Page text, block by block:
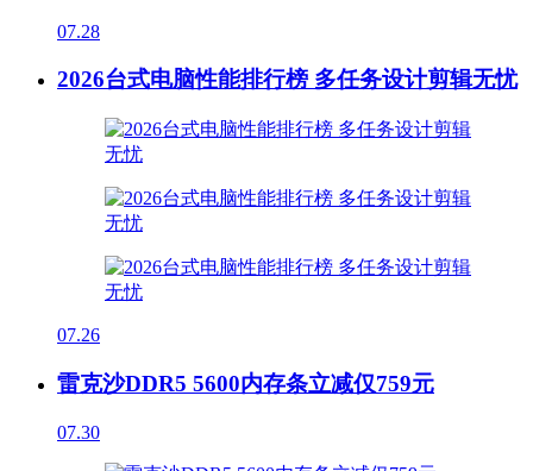
07.28
2026台式电脑性能排行榜 多任务设计剪辑无忧
07.26
雷克沙DDR5 5600内存条立减仅759元
07.30